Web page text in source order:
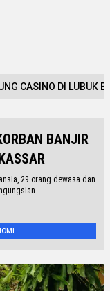
CASINO DI LUBUK
BANJIR
29 orang dewasa dan